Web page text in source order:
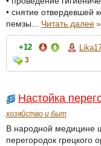
• снятие отвердевшей
пемзы... Читать далее»
+12
3
Настойка
хозяйство и быт
В народной медицине
перегородок грецкого